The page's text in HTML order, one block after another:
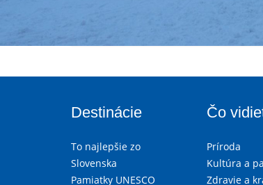
Destinácie
To najlepšie zo
Slovenska
Pamiatky UNESCO
Čo
Príroda
Kultúra a
Zdravie a